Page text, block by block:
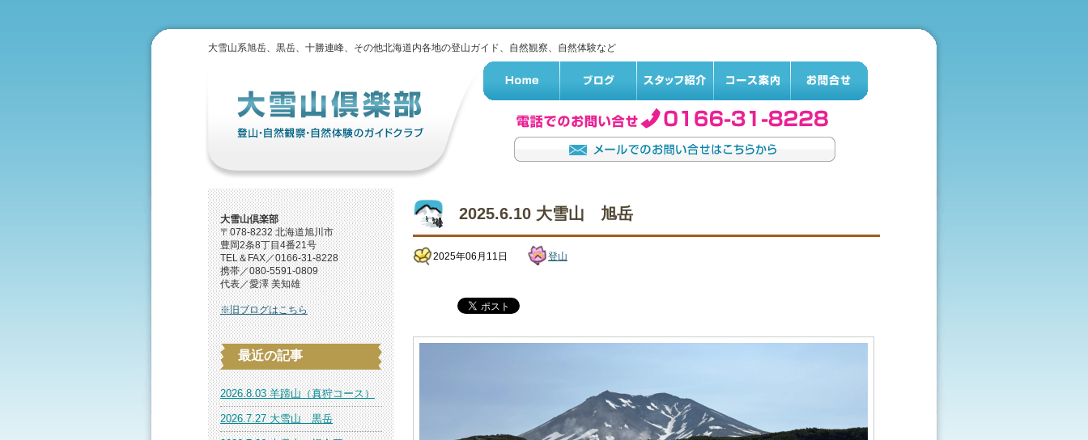
大雪山系旭岳、黒岳、十勝連峰、その他北海道内各地の登山ガイド、自然観察、自然体験など
大雪山倶楽部
〒078-8232 北海道旭川市
豊岡2条8丁目4番21号
TEL＆FAX／0166-31-8228
携帯／080-5591-0809
代表／愛澤 美知雄
※旧ブログはこちら
最近の記事
2026.8.03 羊蹄山（真狩コース）
2026.7.27 大雪山 黒岳
2025.6.10 大雪山 旭岳
2025年06月11日 登山